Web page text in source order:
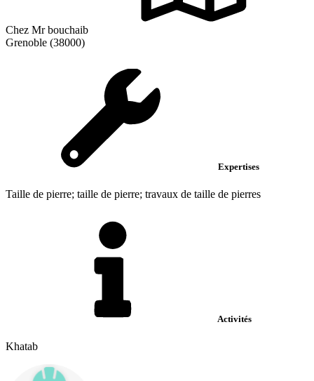
Chez Mr bouchaib
Grenoble (38000)
Expertises
Taille de pierre; taille de pierre; travaux de taille de pierres
Activités
Khatab